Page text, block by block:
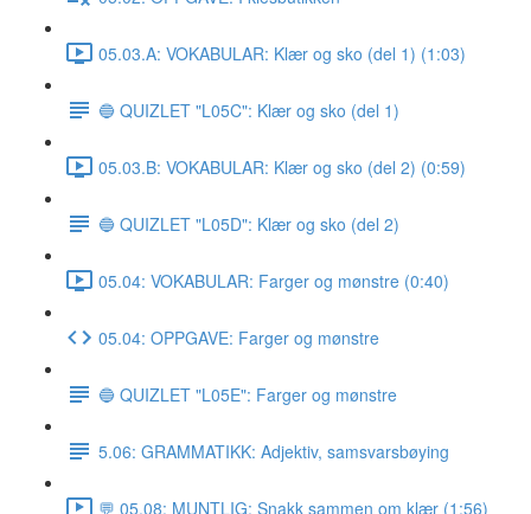
05.03.A: VOKABULAR: Klær og sko (del 1) (1:03)
🔵 QUIZLET "L05C": Klær og sko (del 1)
05.03.B: VOKABULAR: Klær og sko (del 2) (0:59)
🔵 QUIZLET "L05D": Klær og sko (del 2)
05.04: VOKABULAR: Farger og mønstre (0:40)
05.04: OPPGAVE: Farger og mønstre
🔵 QUIZLET "L05E": Farger og mønstre
5.06: GRAMMATIKK: Adjektiv, samsvarsbøying
💬 05.08: MUNTLIG: Snakk sammen om klær (1:56)